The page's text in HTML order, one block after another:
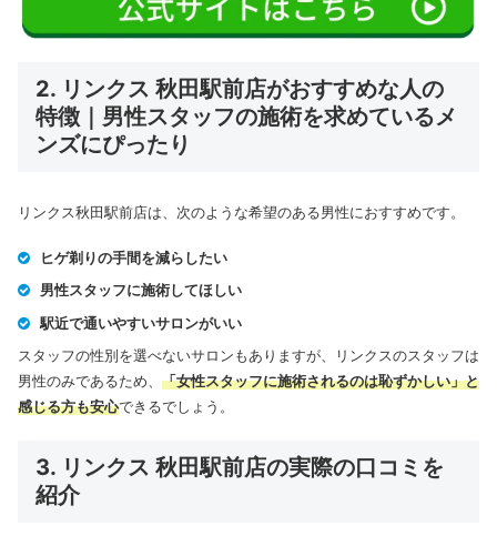
2. リンクス 秋田駅前店がおすすめな人の
特徴｜男性スタッフの施術を求めているメ
ンズにぴったり
リンクス秋田駅前店は、次のような希望のある男性におすすめです。
ヒゲ剃りの手間を減らしたい
男性スタッフに施術してほしい
駅近で通いやすいサロンがいい
スタッフの性別を選べないサロンもありますが、リンクスのスタッフは
男性のみであるため、 「女性スタッフに施術されるのは恥ずかしい」と
感じる方も安心できるでしょう。
3. リンクス 秋田駅前店の実際の口コミを
紹介